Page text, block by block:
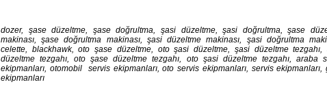
dozer, şase düzeltme, şase doğrultma, şasi düzeltme, şasi doğrultma, şase
makinası, şase doğrultma makinası, şasi düzeltme makinası, şasi doğrultma
celette, blackhawk, oto şase düzeltme, oto şasi düzeltme, şasi düzeltme tezgahı,
düzeltme tezgahı, oto şase düzeltme tezgahı, oto şasi düzeltme tezgahı, araba
ekipmanları, otomobil servis ekipmanları, oto servis ekipmanları, servis ekipmanları,
ekipmanları